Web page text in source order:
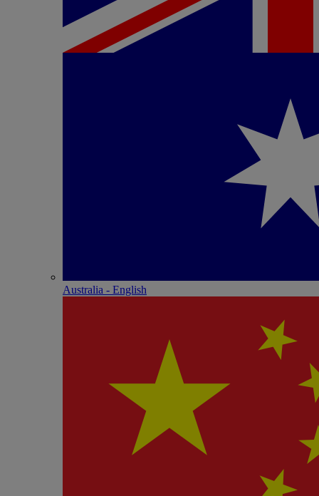
Australia - English